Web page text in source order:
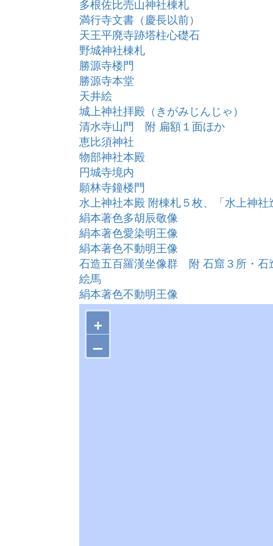
多根佐比売山神社棟札
満行寺文書（慶長以前）
天王平廃寺跡塔柱心礎石
野城神社棟札
勝源寺楼門
勝源寺本堂
天井絵
城上神社拝殿（きがみじんじゃ）
清水寺山門 附 扁額１面ほか
恵比須神社
物部神社本殿
円城寺境内
願林寺鐘楼門
水上神社本殿 附棟札５枚、「水上神
絹本著色多胡辰敬像
絹本著色愛染明王像
絹本著色不動明王像
石造五百羅漢坐像群 附 石窟３所・石
絵馬
絹本著色不動明王像
木造阿弥陀如来立像
勝源寺東照宮 附 棟礼２枚
+
–